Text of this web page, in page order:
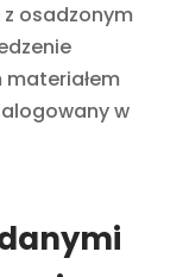
osadzonym
w